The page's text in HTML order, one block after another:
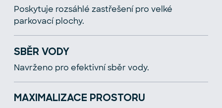
Poskytuje rozsáhlé zastřešení pro velké
parkovací plochy.
SBĚR VODY
Navrženo pro efektivní sběr vody.
MAXIMALIZACE PROSTORU